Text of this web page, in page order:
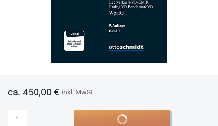
ca. 450,00 € inkl. MwSt.
Anzahl In den Warenkorb